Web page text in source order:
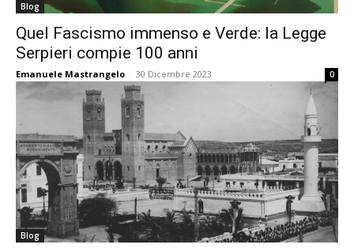
Blog
Quel Fascismo immenso e Verde: la Legge
Serpieri compie 100 anni
Emanuele Mastrangelo - 30 Dicembre 2023 0
Blog